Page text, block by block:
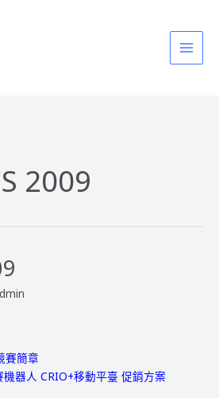
2009
賽簡章
器人 CRIO+移動平臺 促銷方案